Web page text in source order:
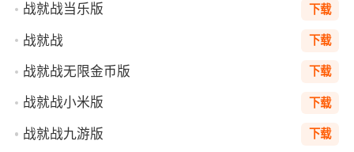
战就战当乐版 下载
战就战 下载
战就战无限金币版 下载
战就战小米版 下载
战就战九游版 下载